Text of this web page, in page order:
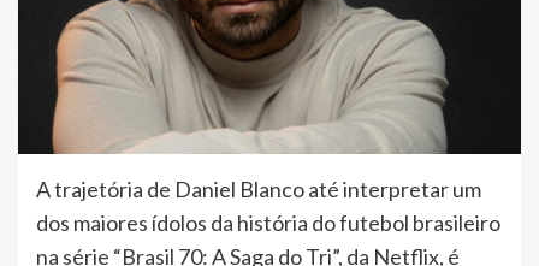
A trajetória de Daniel Blanco até interpretar um
dos maiores ídolos da história do futebol brasileiro
na série “Brasil 70: A Saga do Tri”, da Netflix, é